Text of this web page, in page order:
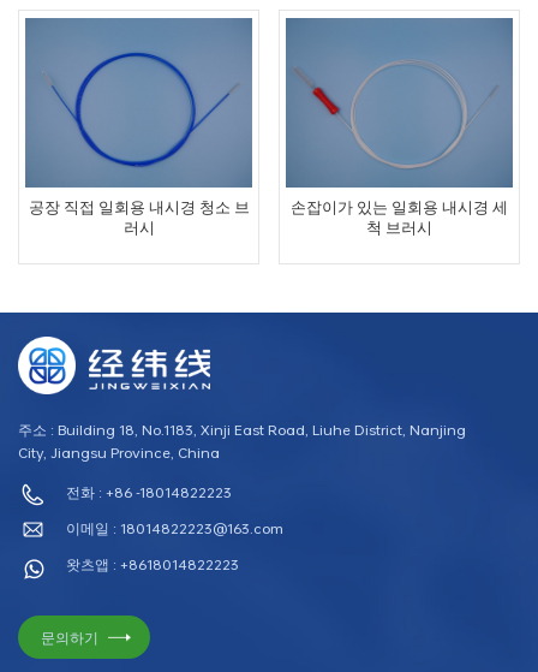
공장 직접 일회용 내시경 청소 브
러시
손잡이가 있는 일회용 내시경 세
척 브러시
주소 : Building 18, No.1183, Xinji East Road, Liuhe District, Nanjing
City, Jiangsu Province, China
전화 : +86 -18014822223
이메일 : 18014822223@163.com
왓츠앱 : +8618014822223
문의하기